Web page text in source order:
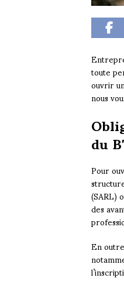
toute
ouvrir
nous
du
Pour
(SARL)
des
En